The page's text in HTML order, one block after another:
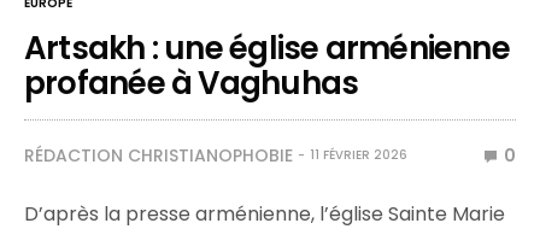
Artsakh : une église arménienne
profanée à Vaghuhas
RÉDACTION CHRISTIANOPHOBIE 11 FÉVRIER 2026 0
D’après la presse arménienne, l’église Sainte Marie